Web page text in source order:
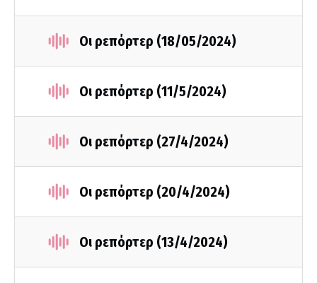
Οι ρεπόρτερ (18/05/2024)
Οι ρεπόρτερ (11/5/2024)
Οι ρεπόρτερ (27/4/2024)
Οι ρεπόρτερ (20/4/2024)
Οι ρεπόρτερ (13/4/2024)